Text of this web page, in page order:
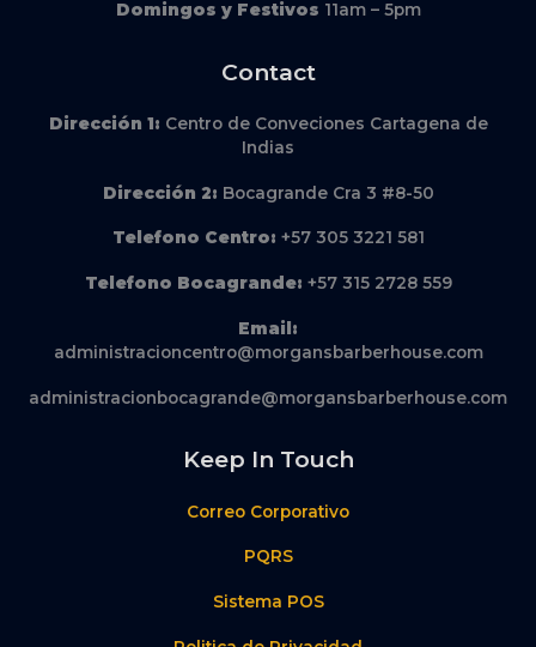
Domingos y Festivos 11am – 5pm
Contact
Dirección 1: Centro de Conveciones Cartagena de
Indias
Dirección 2: Bocagrande Cra 3 #8-50
Telefono Centro: +57 305 3221 581
Telefono Bocagrande: +57 315 2728 559
Email:
administracioncentro@morgansbarberhouse.com
administracionbocagrande@morgansbarberhouse.com
Keep In Touch
Correo Corporativo
PQRS
Sistema POS